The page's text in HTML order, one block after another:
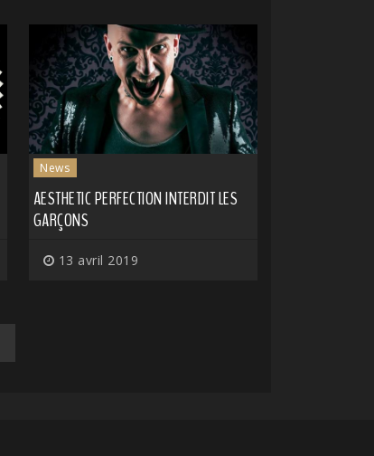
News
AESTHETIC PERFECTION INTERDIT LES
GARÇONS
13 avril 2019